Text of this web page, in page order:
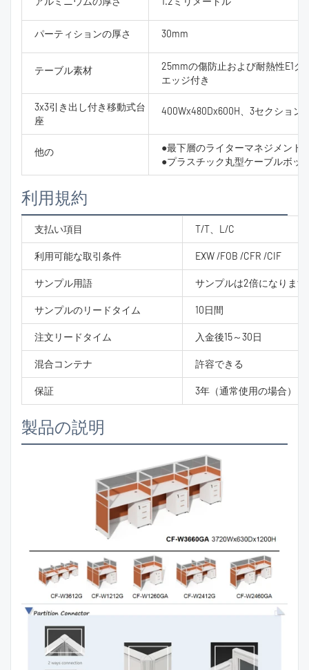
パーティションの厚さ 30mm
テーブル素材
25mmの傷防止および耐熱性E1
エッジ付き
3x3引き出し付き移動式台
座
400Wx480Dx600H、3セクション
他の
●最下層のライターマネジメント
●プラスチック丸型ケーブルボッ
利用規約
支払い項目 T/T、L/C
利用可能な取引条件 EXW /FOB /CFR /CIF
サンプル用語 サンプルは2倍になりま
サンプルのリードタイム 10日間
注文リードタイム 入金後15～30日
混合コンテナ 許容できる
保証 3年（通常使用の場合）
製品の説明